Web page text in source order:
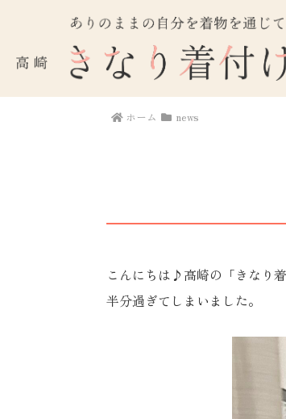
ホーム news
こんにちは♪高崎の「きなり
半分過ぎてしまいました。